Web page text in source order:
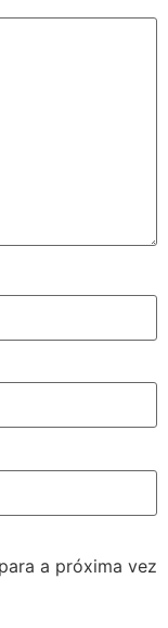
a próxima vez